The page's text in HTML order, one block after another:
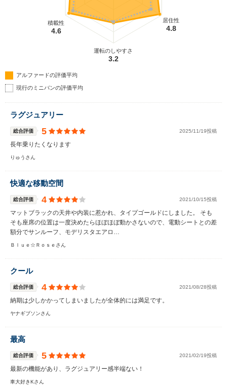
居住性
4.8
運転のしやすさ
3.2
積載性
4.6
アルファードの評価平均
現行のミニバンの評価平均
ラグジュアリー
総合評価 5 2025/11/19投稿
長年乗りたくなります
りゅうさん
快適な移動空間
総合評価 4 2021/10/15投稿
マットブラックの天井や内装に惹かれ、タイプゴールドにしました。 そも
そも座席の位置は一度決めたらほぼほぼ動かさないので、電動シートとの差
額分でサンルーフ、モデリスタエアロ…
Ｂｌｕｅ☆Ｒｏｓｅさん
クール
総合評価 4 2021/08/28投稿
納期は少しかかってしまいましたが全体的には満足です。
ヤナギブソンさん
最高
総合評価 5 2021/02/19投稿
最新の機能があり、ラグジュアリー感半端ない！
車大好きKさん